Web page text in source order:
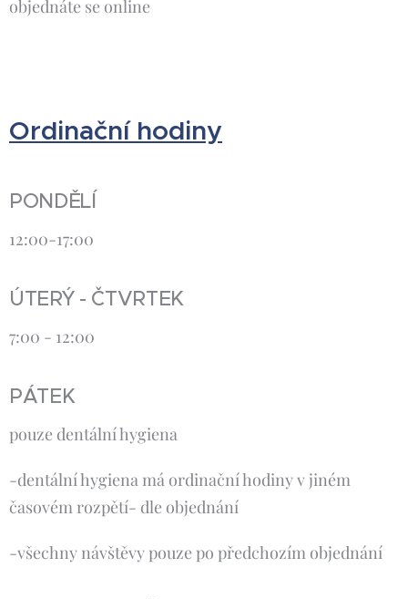
objednáte se online
Ordinační hodiny
PONDĚLÍ
12:00-17:00
ÚTERÝ - ČTVRTEK
7:00 - 12:00
PÁTEK
pouze dentální hygiena
-dentální hygiena má ordinační hodiny v jiném
časovém rozpětí- dle objednání
-všechny návštěvy pouze po předchozím objednání